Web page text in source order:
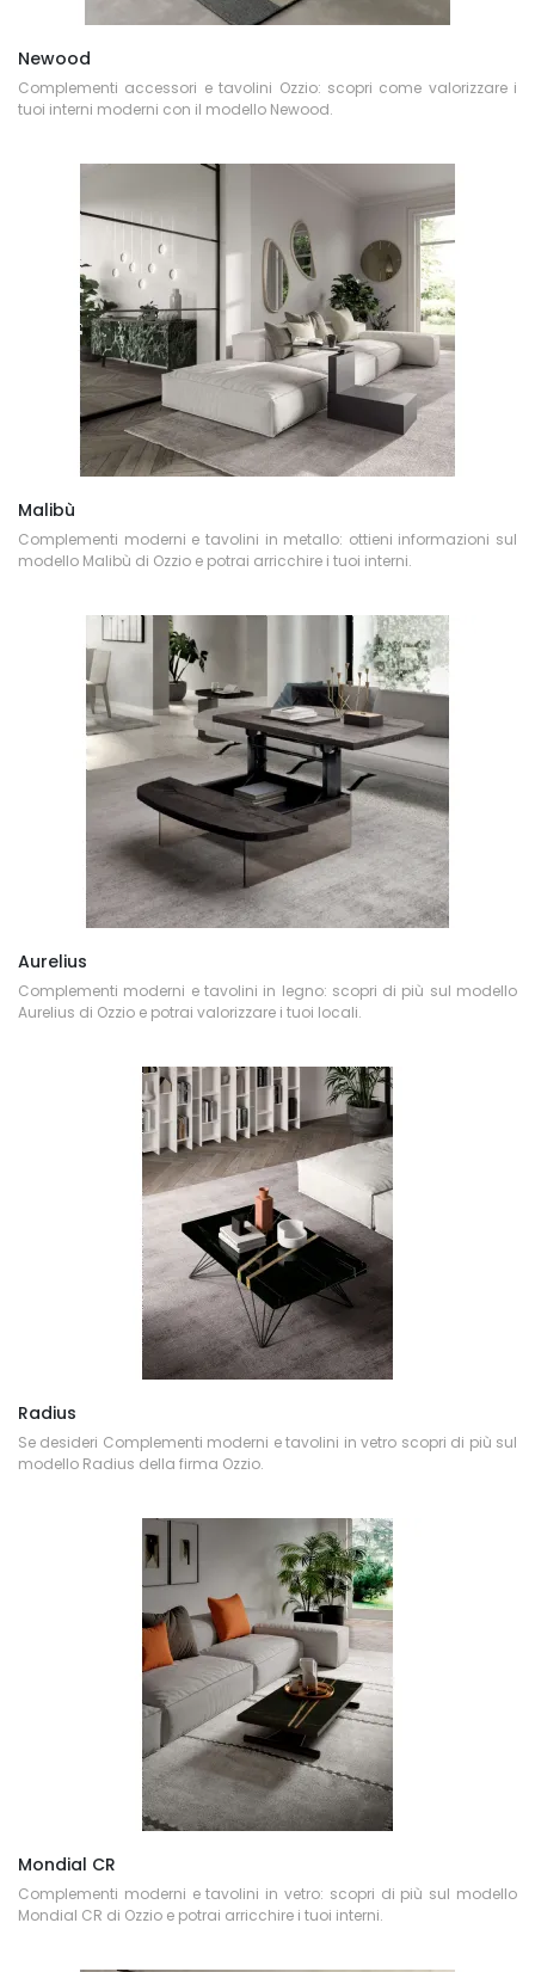
Newood
Complementi accessori e tavolini Ozzio: scopri come valorizzare i
tuoi interni moderni con il modello Newood.
Malibù
Complementi moderni e tavolini in metallo: ottieni informazioni sul
modello Malibù di Ozzio e potrai arricchire i tuoi interni.
Aurelius
Complementi moderni e tavolini in legno: scopri di più sul modello
Aurelius di Ozzio e potrai valorizzare i tuoi locali.
Radius
Se desideri Complementi moderni e tavolini in vetro scopri di più sul
modello Radius della firma Ozzio.
Mondial CR
Complementi moderni e tavolini in vetro: scopri di più sul modello
Mondial CR di Ozzio e potrai arricchire i tuoi interni.